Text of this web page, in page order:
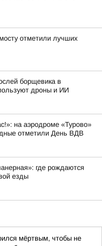
отметили лучших
борщевика в
дроны и ИИ
на аэродроме «Турово»
отметили День ВДВ
где рождаются
езды
мёртвым, чтобы не